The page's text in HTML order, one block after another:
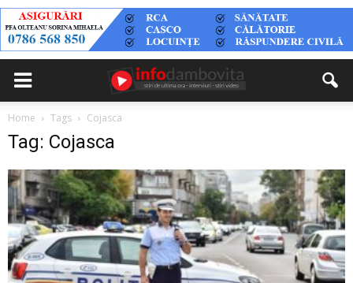
Home Tags Cojasca
Tag: Cojasca